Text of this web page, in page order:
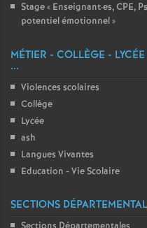
Stage « Enseignant·es, CPE,
potentiel émotionnel»
MÉTIER - COLLÈGE -
...
Violences scolaires
Collège
Lycée
ash
Langues Vivantes
Education - Vie Scolaire
SECTIONS